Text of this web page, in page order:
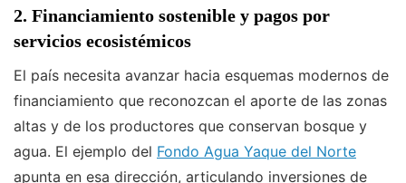
2. Financiamiento sostenible y pagos por
servicios ecosistémicos
El país necesita avanzar hacia esquemas modernos de
financiamiento que reconozcan el aporte de las zonas
altas y de los productores que conservan bosque y
agua. El ejemplo del Fondo Agua Yaque del Norte
apunta en esa dirección, articulando inversiones de